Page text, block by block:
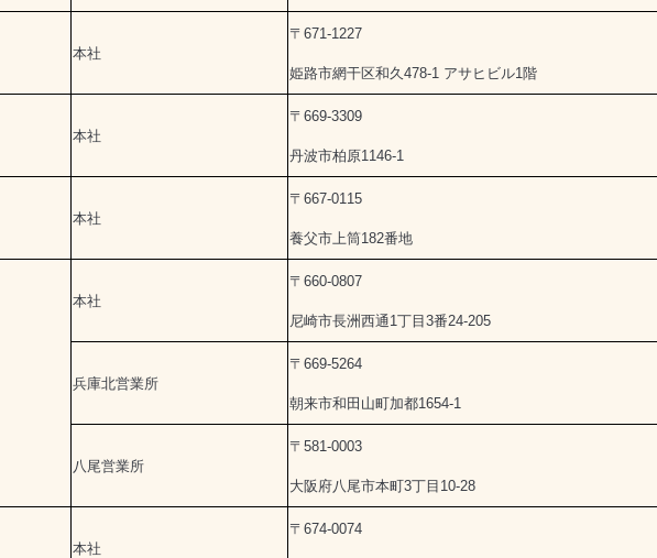
本社
〒671-1227
姫路市網干区和久478-1 アサヒビル1階
本社
〒669-3309
丹波市柏原1146-1
本社
〒667-0115
養父市上筒182番地
本社
〒660-0807
尼崎市長洲西通1丁目3番24-205
兵庫北営業所
〒669-5264
朝来市和田山町加都1654-1
八尾営業所
〒581-0003
大阪府八尾市本町3丁目10-28
本社
〒674-0074